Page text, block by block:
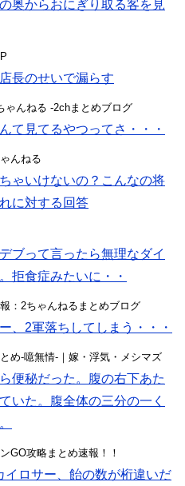
奥からおにぎり取る客を見
長のせいで漏らす
ゃんねる -2chまとめブログ
て見てるやつってさ・・・
んねる
ゃいけないの？こんなの将
に対する回答
ブって言ったら無理なダイ
拒食症みたいに・・
：2ちゃんねるまとめブログ
、2軍落ちしてしまう・・・
め-噫無情-｜嫁・浮気・メシマズ
便秘だった。腹の右下あた
いた。腹全体の三分の一く
GO攻略まとめ速報！！
イロサー、飴の数が桁違いだ